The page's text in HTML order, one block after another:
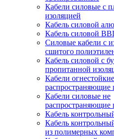
Кабели силовые с
изоляцией
Кабель силовой
Кабель силовой
Силовые кабели с
сшитого
Кабель силовой с
пропитанной
Кабели
распространяющие
Кабели силовые не
распространяющие
Кабель
Кабель
из полимерных